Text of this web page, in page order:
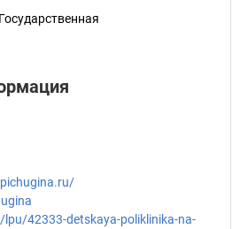
lpu/42333-detskaya-poliklinika-na-